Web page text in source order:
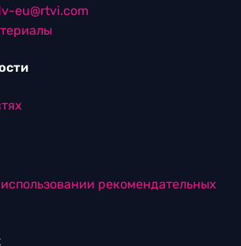
eu@rtvi.com
рекомендательных